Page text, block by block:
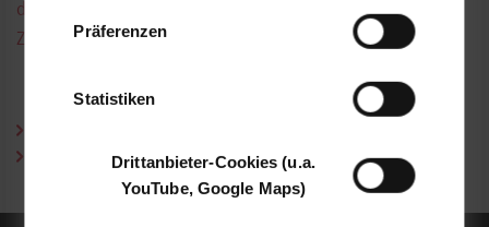
Daten zusammen, die Sie ihnen bereitgestellt
haben oder die sie im Rahmen Ihrer Nutzung
Präferenzen
Statistiken
Drittanbieter-Cookies (u.a.
YouTube, Google Maps)
dirk.reichardt@dhbw-stuttgart.de
Zur persönlichen Homepage
Publikationen (PDF)